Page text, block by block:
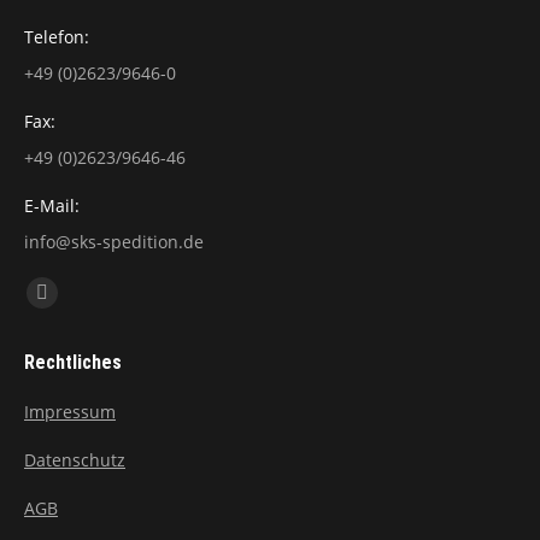
Telefon:
+49 (0)2623/9646-0
Fax:
+49 (0)2623/9646-46
E-Mail:
info@sks-spedition.de
Finden Sie uns auf:
Facebook
opens
window
Rechtliches
Impressum
Datenschutz
AGB